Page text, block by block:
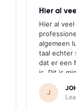
Hier al
Hier al veel
algemeen
taal echter
dat er een
is. Dit is
J